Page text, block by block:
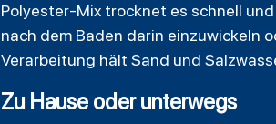
Polyester-Mix trocknet es schnell
nach dem Baden darin einzuwickeln
Verarbeitung hält Sand und
Zu Hause oder unterwegs